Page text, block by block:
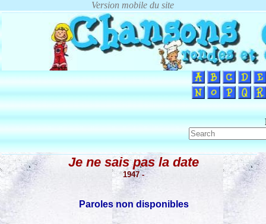
Je ne sais pas la date
1947 -
Paroles non disponibles